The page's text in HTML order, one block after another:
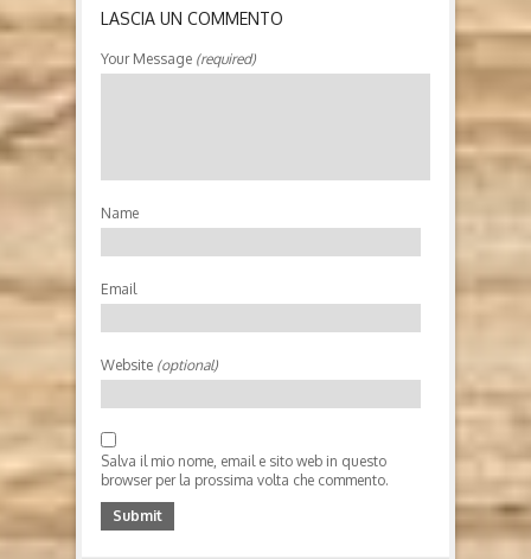
INTERVISTA ESCLUSIVA A
dei Cinque di Monteverde, i cui diritti sono stati
ceduti per la trasposizione televisiva e la
LASCIA UN COMMENTO
Your Message (required)
Name
Email
Website (optional)
Salva il mio nome, email e sito web in questo
browser per la prossima volta che commento.